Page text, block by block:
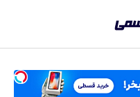
رسمی
-
صفحه نخست اقتصادی
تجارت و بازار
صفحه نخست اجتماعی
علم و آموزش
صفحه نخست فرهنگی
رسانه‌ها
صفحه نخست ورزش
تازه‌های ورزش
صفحه نخست سبک زندگی
سلامت و زیبایی
صفحه نخست رویداد
حراج و تخفیف